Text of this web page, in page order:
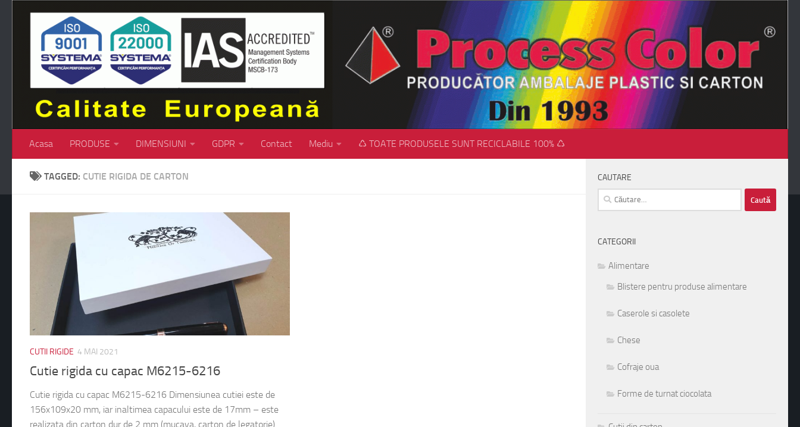
Skip to content
Acasa PRODUSE DIMENSIUNI GDPR Contact Mediu ♺ TOATE PRODUSELE SUNT RECICLABILE 100% ♺
TAGGED: CUTIE RIGIDA DE CARTON
CUTII RIGIDE 4 MAI 2021
Cutie rigida cu capac M6215-6216
Cutie rigida cu capac M6215-6216 Dimensiunea cutiei este de
156x109x20 mm, iar inaltimea capacului este de 17mm – este
realizata din carton dur de 2 mm (mucava, carton de legatorie)
CAUTARE
Caută
după:
CATEGORII
Alimentare
Blistere pentru produse alimentare
Caserole si casolete
Chese
Cofraje oua
Forme de turnat ciocolata